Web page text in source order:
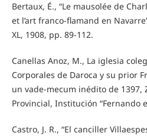
Bertaux, É., “Le mausolée de
et l’art franco-flamand en
XL, 1908, pp. 89-112.
Canellas Anoz, M., La iglesia
Corporales de Daroca y su prior
un vade-mecum inédito de 1397,
Provincial, Institución “Fernando
Castro, J. R., “El canciller